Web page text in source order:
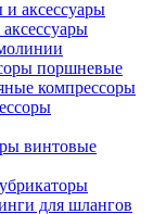
поршневые
компрессоры
винтовые